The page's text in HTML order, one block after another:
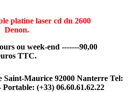
platine laser cd dn 2600
Denon.
ou week-end -------90,00
TTC.
Saint-Maurice 92000 Nanterre Tel:
Portable: (+33) 06.60.61.62.22